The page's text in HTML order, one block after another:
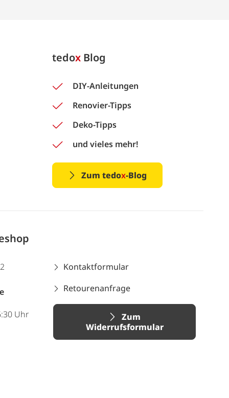
tedox Blog
DIY-Anleitungen
Renovier-Tipps
Deko-Tipps
und vieles mehr!
Zum tedox-Blog
Uhr
Kontaktformular
Retourenanfrage
Zum
Widerrufsformular